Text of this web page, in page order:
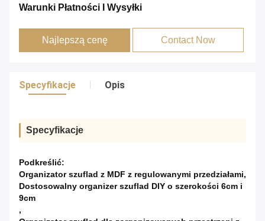
Warunki Płatności I Wysyłki
Najlepszą cenę Contact Now
Specyfikacje Opis
Specyfikacje
Podkreślić:
Organizator szuflad z MDF z regulowanymi przedziałami,
Dostosowalny organizer szuflad DIY o szerokości 6cm i
9cm
,